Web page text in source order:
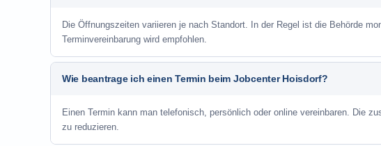
Die Öffnungszeiten variieren je nach Standort. In der Regel ist die Behörde
Terminvereinbarung wird empfohlen.
Wie beantrage ich einen Termin beim Jobcenter Hoisdorf?
Einen Termin kann man telefonisch, persönlich oder online vereinbaren. Die
zu reduzieren.